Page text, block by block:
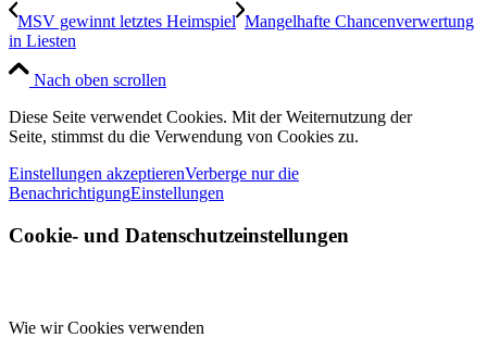
MSV gewinnt letztes Heimspiel Mangelhafte Chancenverwertung
in Liesten
Nach oben scrollen
Diese Seite verwendet Cookies. Mit der Weiternutzung der
Seite, stimmst du die Verwendung von Cookies zu.
Einstellungen akzeptierenVerberge nur die
BenachrichtigungEinstellungen
Cookie- und Datenschutzeinstellungen
Wie wir Cookies verwenden